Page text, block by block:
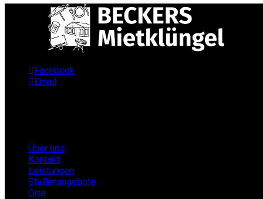
Facebook
Email
Über uns
Kontakt
Leistungen
Stellenangebote
Orte